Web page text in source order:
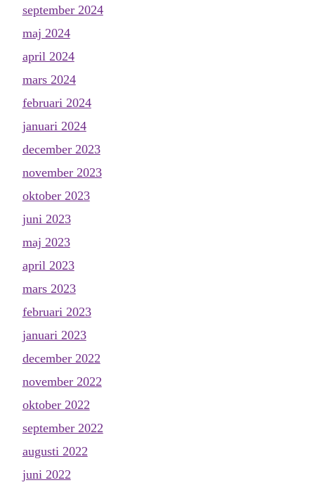
september 2024
maj 2024
april 2024
mars 2024
februari 2024
januari 2024
december 2023
november 2023
oktober 2023
juni 2023
maj 2023
april 2023
mars 2023
februari 2023
januari 2023
december 2022
november 2022
oktober 2022
september 2022
augusti 2022
juni 2022